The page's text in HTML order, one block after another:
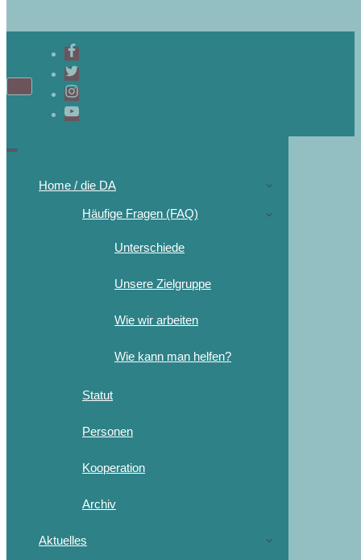
Home / die DA
Häufige Fragen (FAQ)
Unterschiede
Unsere Zielgruppe
Wie wir arbeiten
Wie kann man helfen?
Statut
Personen
Kooperation
Archiv
Aktuelles